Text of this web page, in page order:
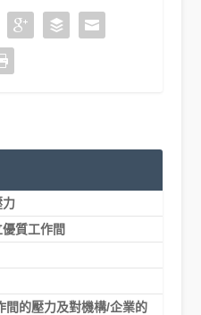
力
質工作間
間的壓力及對機構/企業的